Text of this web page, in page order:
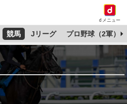
dメニュー
競馬 Jリーグ プロ野球（2軍）